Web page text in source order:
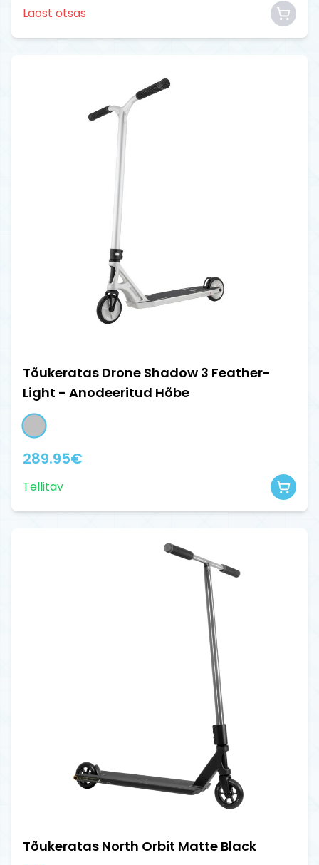
Laost otsas
Tõukeratas Drone Shadow 3 Feather-
Light - Anodeeritud Hõbe
289.95€
Tellitav
Tõukeratas North Orbit Matte Black